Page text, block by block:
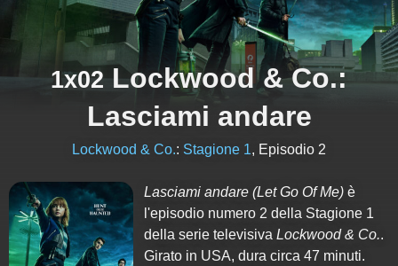
1x02 Lockwood & Co.:
Lasciami andare
Lockwood & Co.: Stagione 1, Episodio 2
Lasciami andare (Let Go Of Me) è
l'episodio numero 2 della Stagione 1
della serie televisivaLockwood & Co..
Girato in USA, dura circa 47 minuti.